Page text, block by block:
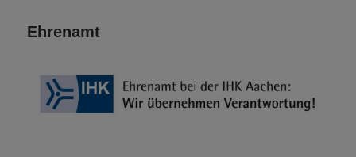
Ehrenamt